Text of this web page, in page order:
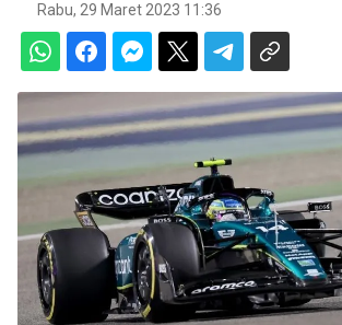
Rabu, 29 Maret 2023 11:36